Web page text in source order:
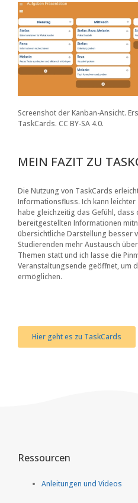
Screenshot der Kanban-Ansicht.
TaskCards. CC BY-SA 4.0.
MEIN FAZIT ZU
Die Nutzung von TaskCards
Informationsfluss. Ich kann
habe gleichzeitig das Gefühl, dass
bereitgestellten Informationen
übersichtliche Darstellung besser
Studierenden mehr Austausch
Themen statt und ich lasse die
Veranstaltungsende geöffnet, um
ermöglichen.
Hier geht es zu TaskCards
Ressourcen
Anleitungen und Videos